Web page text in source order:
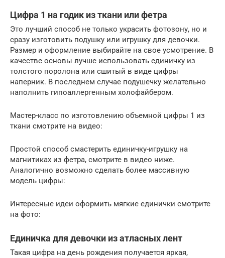
Цифра 1 на годик из ткани или фетра
Это лучший способ не только украсить фотозону, но и
сразу изготовить подушку или игрушку для девочки.
Размер и оформление выбирайте на свое усмотрение. В
качестве основы лучше использовать единичку из
толстого поролона или сшитый в виде цифры
наперник. В последнем случае подушечку желательно
наполнить гипоаллергенным холофайбером.
Мастер-класс по изготовлению объемной цифры 1 из
ткани смотрите на видео:
Простой способ смастерить единичку-игрушку на
магнитиках из фетра, смотрите в видео ниже.
Аналогично возможно сделать более массивную
модель цифры:
Интересные идеи оформить мягкие единички смотрите
на фото:
Единичка для девочки из атласных лент
Такая цифра на день рождения получается яркая,